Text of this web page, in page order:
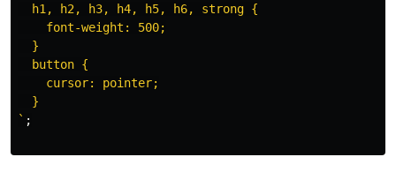
  h1, h2, h3, h4, h5, h6, strong {
    font-weight: 500;
  }
  button {
    cursor: pointer;
  }
` ;